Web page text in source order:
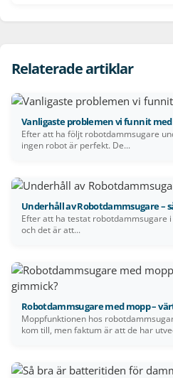
Relaterade artiklar
Vanligaste problemen vi funnit
Efter att ha följt robotdammsugare
ingen robot är perfekt. De...
Underhåll av Robotdammsugare –
Efter att ha testat robotdammsugare
och det är att...
Robotdammsugare med mopp –
Moppfunktionen hos
kom till, men faktum är att de har